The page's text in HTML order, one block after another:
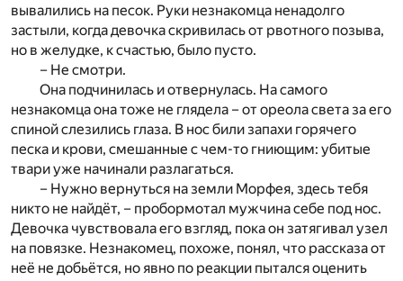
вывалились на песок. Руки незнакомца ненадолго
застыли, когда девочка скривилась от рвотного позыва,
но в желудке, к счастью, было пусто.
– Не смотри.
Она подчинилась и отвернулась. На самого
незнакомца она тоже не глядела – от ореола света за его
спиной слезились глаза. В нос били запахи горячего
песка и крови, смешанные с чем-то гниющим: убитые
твари уже начинали разлагаться.
– Нужно вернуться на земли Морфея, здесь тебя
никто не найдёт, – пробормотал мужчина себе под нос.
Девочка чувствовала его взгляд, пока он затягивал узел
на повязке. Незнакомец, похоже, понял, что рассказа от
неё не добьётся, но явно по реакции пытался оценить